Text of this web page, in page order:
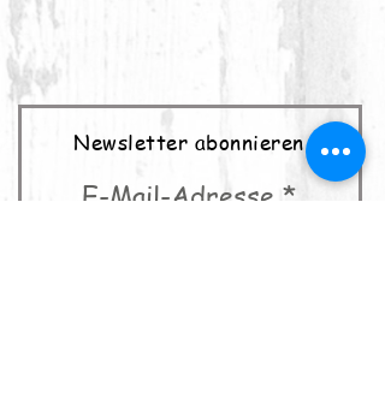
Newsletter abonnieren
E-Mail-Adresse